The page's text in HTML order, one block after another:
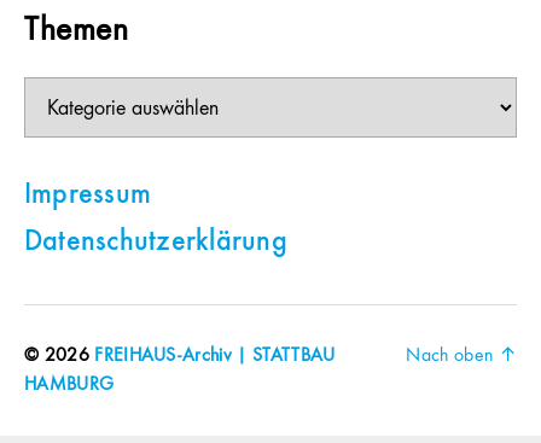
Themen
Impressum
Datenschutzerklärung
© 2026 FREIHAUS-Archiv | STATTBAU
HAMBURG
Nach oben ↑